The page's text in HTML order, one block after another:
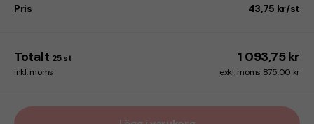
Pris
43,75 kr/st
Totalt 25 st 1 093,75 kr
inkl. moms exkl. moms 875,00 kr